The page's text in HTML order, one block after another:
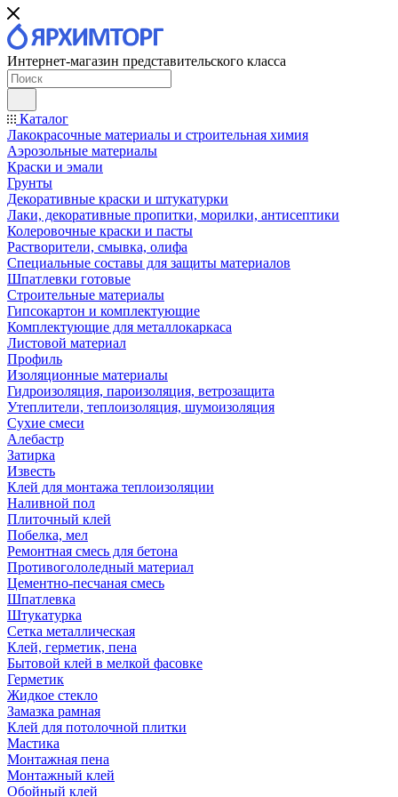
Интернет-магазин представительского класса
Каталог
Лакокрасочные материалы и строительная химия
Аэрозольные материалы
Краски и эмали
Грунты
Декоративные краски и штукатурки
Лаки, декоративные пропитки, морилки, антисептики
Колеровочные краски и пасты
Растворители, смывка, олифа
Специальные составы для защиты материалов
Шпатлевки готовые
Строительные материалы
Гипсокартон и комплектующие
Комплектующие для металлокаркаса
Листовой материал
Профиль
Изоляционные материалы
Гидроизоляция, пароизоляция, ветрозащита
Утеплители, теплоизоляция, шумоизоляция
Сухие смеси
Алебастр
Затирка
Известь
Клей для монтажа теплоизоляции
Наливной пол
Плиточный клей
Побелка, мел
Ремонтная смесь для бетона
Противогололедный материал
Цементно-песчаная смесь
Шпатлевка
Штукатурка
Сетка металлическая
Клей, герметик, пена
Бытовой клей в мелкой фасовке
Герметик
Жидкое стекло
Замазка рамная
Клей для потолочной плитки
Мастика
Монтажная пена
Монтажный клей
Обойный клей